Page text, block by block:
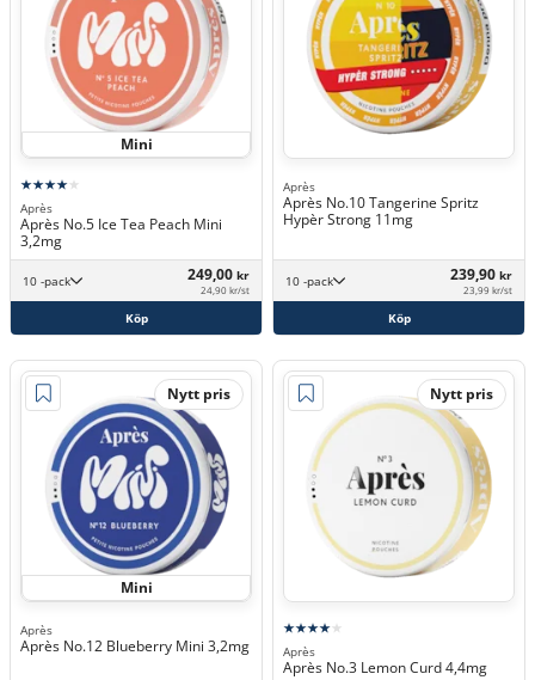
Mini
Après
Après No.5 Ice Tea Peach Mini
3,2mg
10 -pack 249,00 kr
24,90 kr/st
Köp
Après
Après No.10 Tangerine Spritz
Hypèr Strong 11mg
10 -pack 239,90 kr
23,99 kr/st
Köp
Nytt pris
Mini
Après
Après No.12 Blueberry Mini 3,2mg
Nytt pris
Après
Après No.3 Lemon Curd 4,4mg